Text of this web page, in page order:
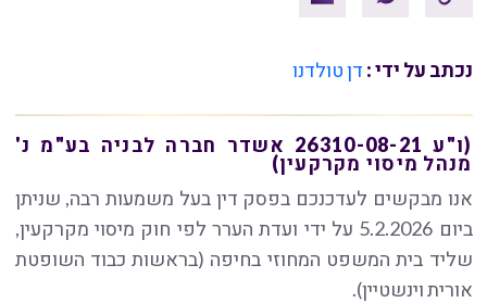
נכתב על ידי : דן טולדנו
(ו"ע 26310-08-21 אשדר חברה לבניה בע"מ נ'
מנהל מיסוי מקרקעין)
אנו מבקשים לעדכנכם בפסק דין בעל משמעות רבה, שניתן
ביום 5.2.2026 על ידי ועדת הערר לפי חוק מיסוי מקרקעין,
שליד בית המשפט המחוזי בחיפה (בראשות כבוד השופטת
אורית וינשטיין).